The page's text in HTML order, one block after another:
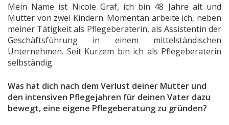
Mein Name ist Nicole Graf, ich bin 48 Jahre alt und
Mutter von zwei Kindern. Momentan arbeite ich, neben
meiner Tätigkeit als Pflegeberaterin, als Assistentin der
Geschäftsführung in einem mittelständischen
Unternehmen. Seit Kurzem bin ich als Pflegeberaterin
selbständig.
Was hat dich nach dem Verlust deiner Mutter und
den intensiven Pflegejahren für deinen Vater dazu
bewegt, eine eigene Pflegeberatung zu gründen?